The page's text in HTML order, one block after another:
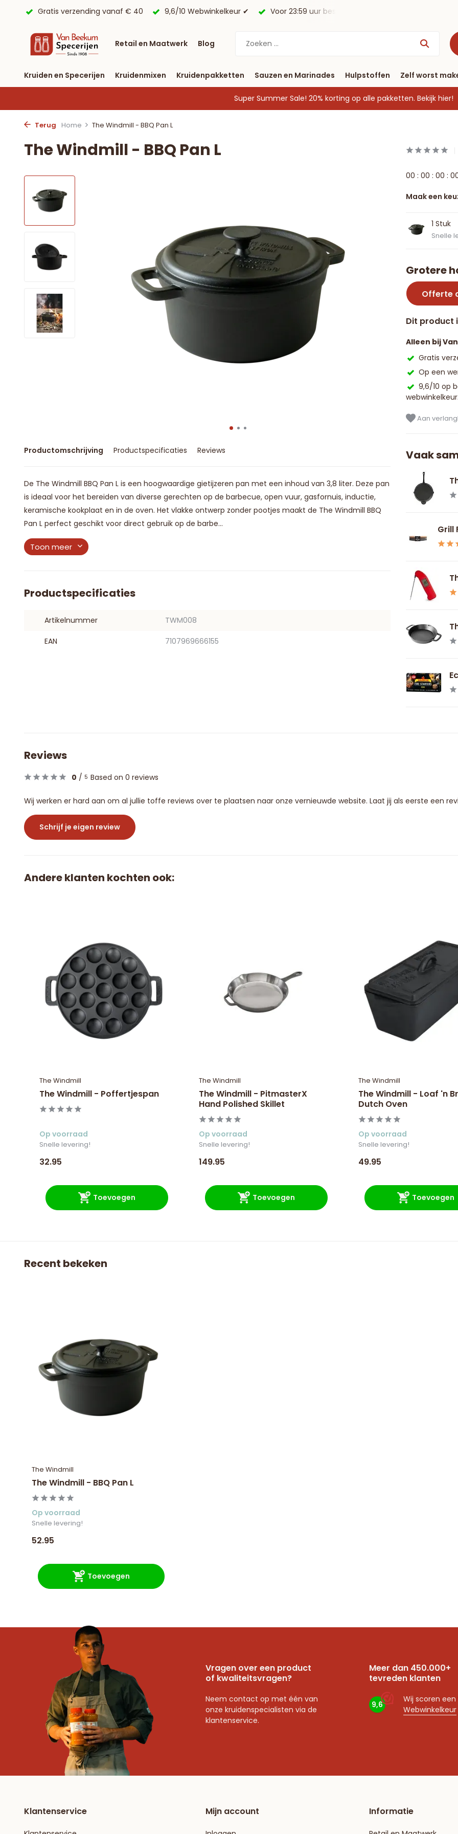
9,6/10 Webwinkelkeur ✔ Voor 23:59 uur besteld, morgen in huis*. Gratis verzending vanaf € 40
Retail en Maatwerk Blog
Kruiden en Specerijen Kruidenmixen Kruidenpakketten Sauzen en Marinades Hulpstoffen Zelf worst
Super Summer Sale! 20% korting op alle pakketten. Bekijk hier!
Terug Home The Windmill - BBQ Pan L
The Windmill - BBQ Pan L
Productomschrijving Productspecificaties Reviews
De The Windmill BBQ Pan L is een hoogwaardige gietijzeren pan met een inhoud van 3,8 liter. Deze pan
is ideaal voor het bereiden van diverse gerechten op de barbecue, open vuur, gasfornuis, inductie,
keramische kookplaat en in de oven. Het vlakke ontwerp zonder pootjes maakt de The Windmill BBQ
Pan L perfect geschikt voor direct gebruik op de barbe...
Toon meer
Productspecificaties
Artikelnummer TWM008
EAN 7107969666155
00 : 00 : 00 : 0
Maak een
1 Stuk
Snelle
Grotere
Offerte
Dit product
Alleen bij
Gratis
Op een
9,6/10 op
webwinkelkeur.
Aan
Vaak
Grill
Reviews
0 / 5 Based on 0 reviews
Wij werken er hard aan om al jullie toffe reviews over te plaatsen naar onze vernieuwde website. Laat jij als eerste een
Schrijf je eigen review
Andere klanten kochten ook:
The Windmill
The Windmill - Poffertjespan
Op voorraad
Snelle levering!
32.95
Toevoegen
The Windmill
The Windmill - PitmasterX
Hand Polished Skillet
Op voorraad
Snelle levering!
149.95
Toevoegen
The Windmill
The Windmill - Loaf 'n
Dutch Oven
Op voorraad
Snelle levering!
49.95
Toevoegen
Recent bekeken
The Windmill
The Windmill - BBQ Pan L
Op voorraad
Snelle levering!
52.95
Toevoegen
Vragen over een product
of kwaliteitsvragen?
Neem contact op met één van
onze kruidenspecialisten via de
klantenservice.
Meer dan 450.000+
tevreden klanten
9,6
Wij scoren een
Webwinkelkeur
Klantenservice Mijn account Informatie